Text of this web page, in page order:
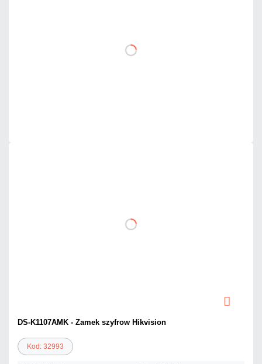
DO KOSZYKA
DS-K1107AMK - Zamek szyfrow Hikvision
Kod: 32993